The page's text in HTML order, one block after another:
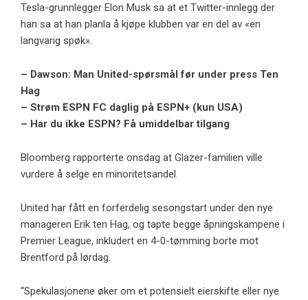
Tesla-grunnlegger Elon Musk sa at et Twitter-innlegg der
han sa at han planla å kjøpe klubben var en del av «en
langvarig spøk».
– Dawson: Man United-spørsmål før under press Ten
Hag
– Strøm ESPN FC daglig på ESPN+ (kun USA)
– Har du ikke ESPN? Få umiddelbar tilgang
Bloomberg rapporterte onsdag at Glazer-familien ville
vurdere å selge en minoritetsandel.
United har fått en forferdelig sesongstart under den nye
manageren Erik ten Hag, og tapte begge åpningskampene i
Premier League, inkludert en 4-0-tømming borte mot
Brentford på lørdag.
“Spekulasjonene øker om et potensielt eierskifte eller nye